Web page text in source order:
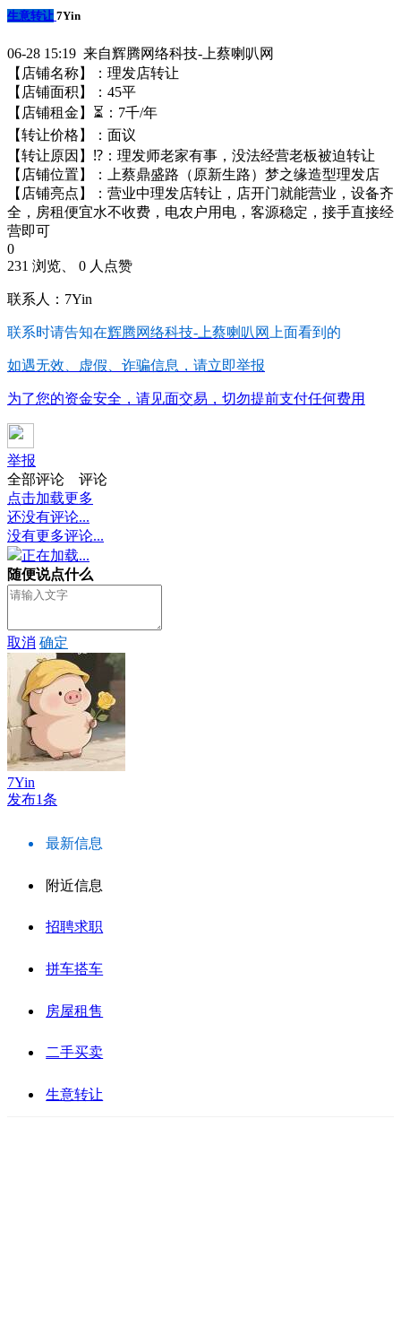
生意转让 7Yin
06-28 15:19 来自辉腾网络科技-上蔡喇叭网
【店铺名称】：理发店转让
【店铺面积】：45平
【店铺租金】⏳：7千/年
【转让价格】：面议
【转让原因】⁉️：理发师老家有事，没法经营老板被迫转让
【店铺位置】：上蔡鼎盛路（原新生路）梦之缘造型理发店
【店铺亮点】：营业中理发店转让，店开门就能营业，设备齐
全，房租便宜水不收费，电农户用电，客源稳定，接手直接经
营即可
0
231 浏览、 0 人点赞
联系人：7Yin
联系时请告知在辉腾网络科技-上蔡喇叭网 上面看到的
如遇无效、虚假、诈骗信息，请立即举报
为了您的资金安全，请见面交易，切勿提前支付任何费用
举报
全部评论
评论
点击加载更多
还没有评论...
没有更多评论...
正在加载...
随便说点什么
取消 确定
7Yin
发布1条
最新信息
附近信息
招聘求职
拼车搭车
房屋租售
二手买卖
生意转让